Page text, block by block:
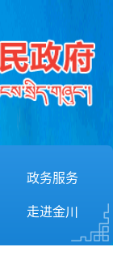
政务服务
走进金川